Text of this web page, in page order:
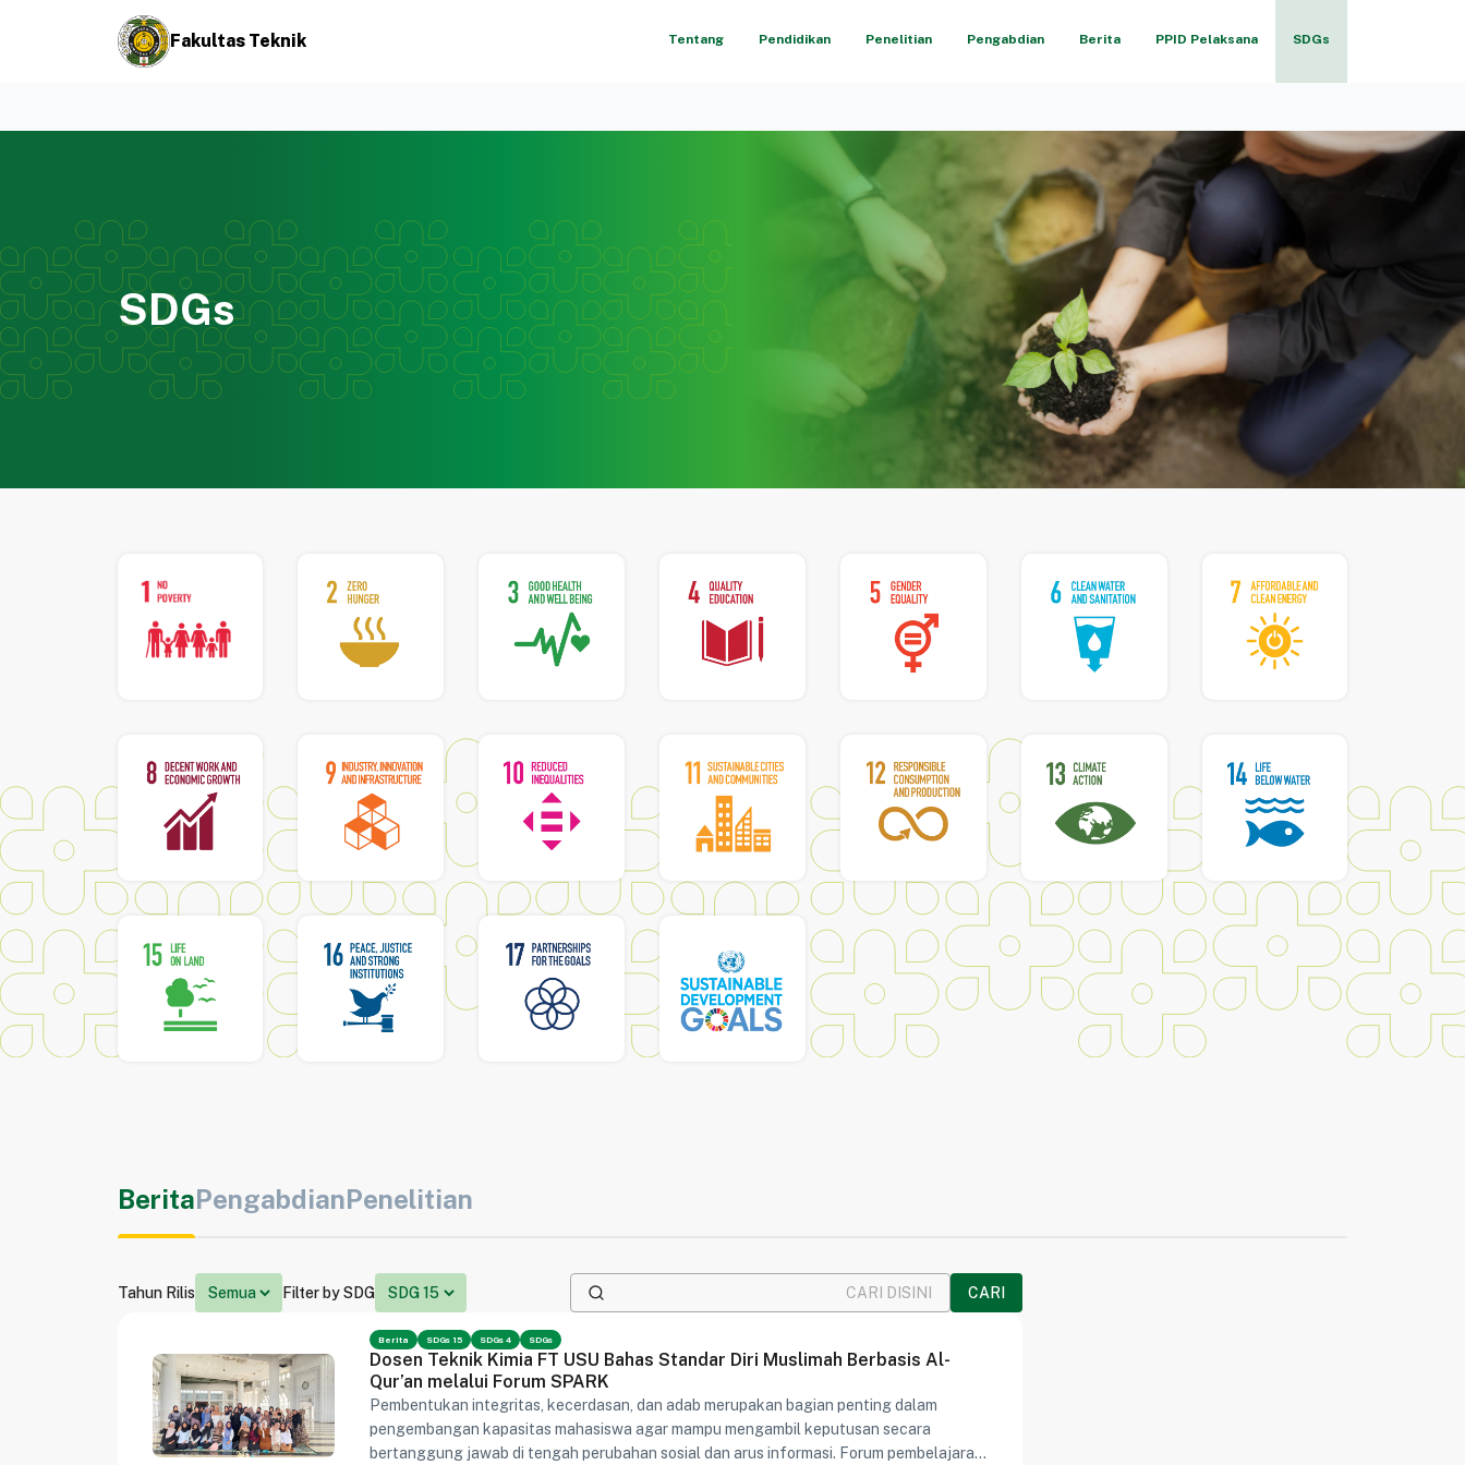
Fakultas Teknik Tentang Pendidikan Penelitian Pengabdian Berita PPID Pelaksana SDGs
SDGs
BeritaPengabdianPenelitian
Tahun Rilis Filter by SDG CARI
Berita SDGs 15 SDGs 4 SDGs
Dosen Teknik Kimia FT USU Bahas Standar Diri Muslimah Berbasis Al-
Qur’an melalui Forum SPARK
Pembentukan integritas, kecerdasan, dan adab merupakan bagian penting dalam
pengembangan kapasitas mahasiswa agar mampu mengambil keputusan secara
bertanggung jawab di tengah perubahan sosial dan arus informasi. Forum pembelajaran